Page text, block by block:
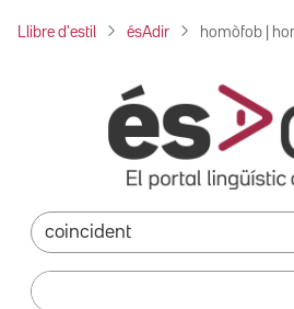
Llibre d'estil ésAdir homòfob |